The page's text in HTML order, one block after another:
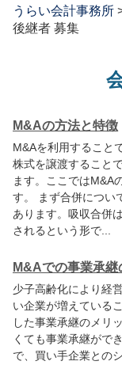
うらい会計事務所
後継者 募集
M&Aの方法と特徴
M&Aを利用すること
株式を譲渡すること
ます。ここではM&A
す。 まず合併につい
あります。吸収合併は
されるという形で...
M&Aでの事業承継
少子高齢化により経
い企業が増えている
した事業承継のメリ
くても事業承継がで
で、買い手企業との